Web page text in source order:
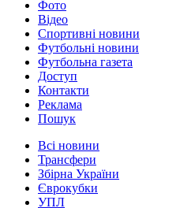
Фото
Відео
Спортивні новини
Футбольні новини
Футбольна газета
Доступ
Контакти
Реклама
Пошук
Всі новини
Трансфери
Збірна України
Єврокубки
УПЛ